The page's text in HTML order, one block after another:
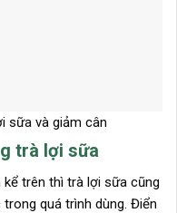
sữa và giảm cân
trà lợi sữa
trên thì trà lợi sữa cũng
quá trình dùng. Điển